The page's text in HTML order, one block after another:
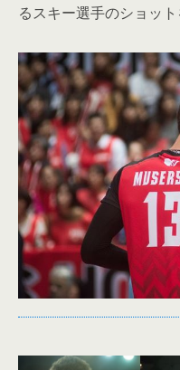
るスキー選手のショッ